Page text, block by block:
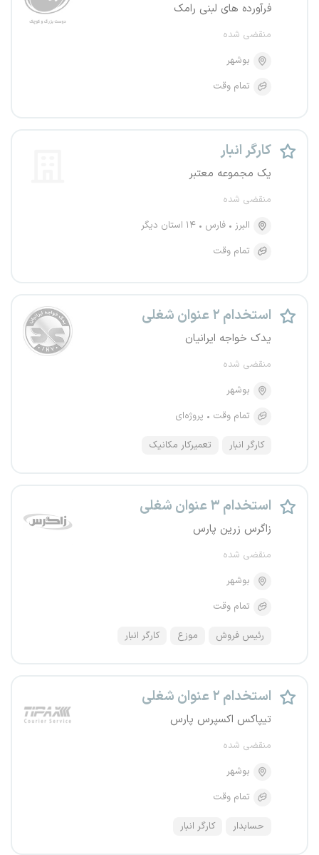
فرآورده های لبنی رامک
منقضی شده
بوشهر
تمام وقت
کارگر انبار
یک مجموعه معتبر
منقضی شده
البرز
فارس
۱۴ استان دیگر
تمام وقت
استخدام ۲ عنوان شغلی
یدک خواجه ایرانیان
منقضی شده
بوشهر
تمام وقت
پروژه‌ای
کارگر انبار تعمیرکار مکانیک
استخدام ۳ عنوان شغلی
زاگرس زرین پارس
منقضی شده
بوشهر
تمام وقت
رئیس فروش موزع کارگر انبار
استخدام ۲ عنوان شغلی
تیپاکس اکسپرس پارس
منقضی شده
بوشهر
تمام وقت
حسابدار کارگر انبار